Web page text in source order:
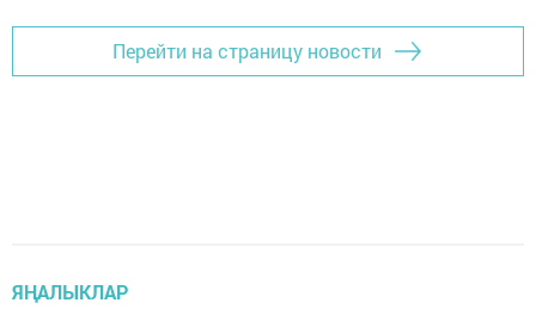
Перейти на страницу новости
ЯҢАЛЫКЛАР